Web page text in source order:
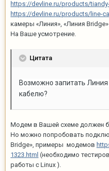
https://devline.ru/products/
https://devline.ru/products/line-
камеры «Линия», «Линия
На Ваше усмотрение.
Цитата
Возможно запитать Линия
кабелю?
Модем в Вашей схеме должен
Но можно попробовать
Bridge», примеры модемов
1323.html (необходимо
работы с Linux ).